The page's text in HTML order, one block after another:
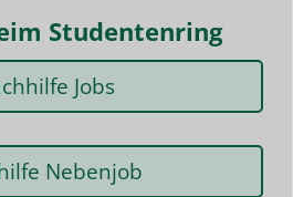
Studentenring
Jobs
Nebenjob